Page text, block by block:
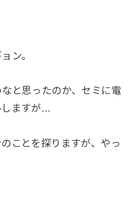
ン。
と思ったのか、セミに電
しますが…
ことを探りますが、やっ